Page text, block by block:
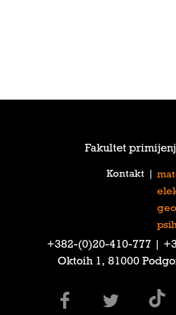
Fakultet
Kontakt
‎+382-(0)20-410-777‎ |
Oktoih 1, 81000